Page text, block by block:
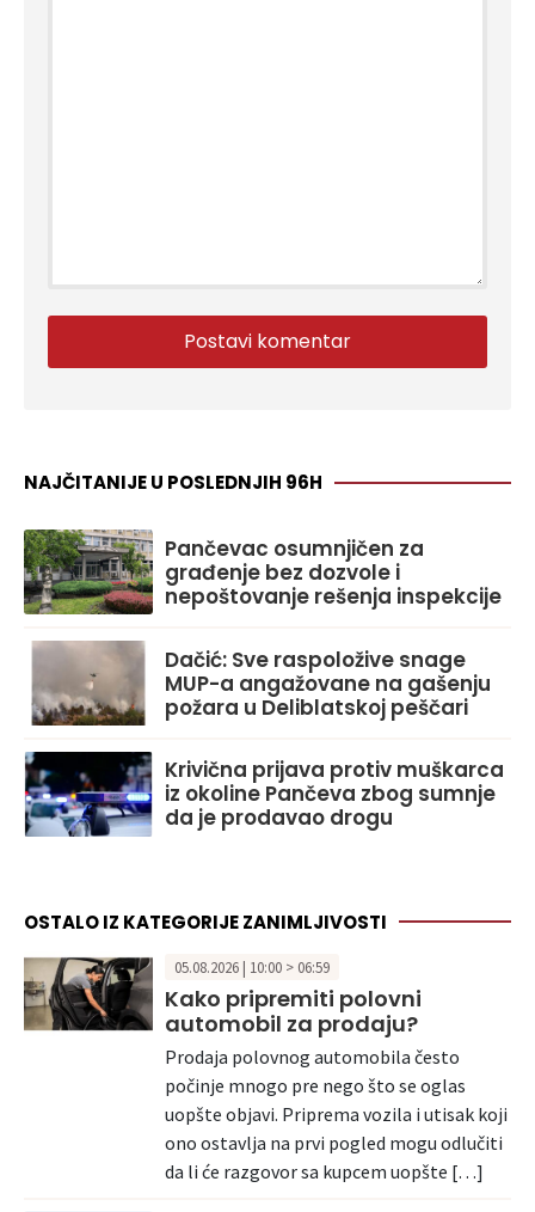
NAJČITANIJE U POSLEDNJIH 96H
Pančevac osumnjičen za
građenje bez dozvole i
nepoštovanje rešenja inspekcije
Dačić: Sve raspoložive snage
MUP-a angažovane na gašenju
požara u Deliblatskoj peščari
Krivična prijava protiv muškarca
iz okoline Pančeva zbog sumnje
da je prodavao drogu
OSTALO IZ KATEGORIJE ZANIMLJIVOSTI
05.08.2026 | 10:00 > 06:59
Kako pripremiti polovni
automobil za prodaju?
Prodaja polovnog automobila često
počinje mnogo pre nego što se oglas
uopšte objavi. Priprema vozila i utisak koji
ono ostavlja na prvi pogled mogu odlučiti
da li će razgovor sa kupcem uopšte […]